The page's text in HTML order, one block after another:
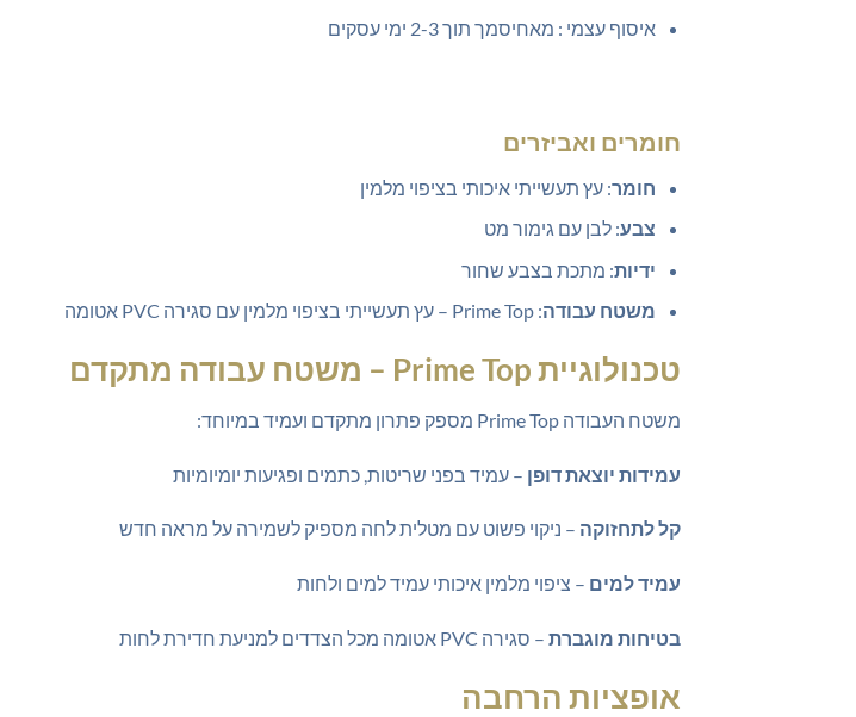
איסוף עצמי : מאחיסמך תוך 2-3 ימי עסקים
חומרים ואביזרים
חומר: עץ תעשייתי איכותי בציפוי מלמין
צבע: לבן עם גימור מט
ידיות: מתכת בצבע שחור
משטח עבודה: Prime Top – עץ תעשייתי בציפוי מלמין עם סגירה PVC אטומה
טכנולוגיית Prime Top – משטח עבודה מתקדם
משטח העבודה Prime Top מספק פתרון מתקדם ועמיד במיוחד:
עמידות יוצאת דופן – עמיד בפני שריטות, כתמים ופגיעות יומיומיות
קל לתחזוקה – ניקוי פשוט עם מטלית לחה מספיק לשמירה על מראה חדש
עמיד למים – ציפוי מלמין איכותי עמיד למים ולחות
בטיחות מוגברת – סגירה PVC אטומה מכל הצדדים למניעת חדירת לחות
אופציות הרחבה